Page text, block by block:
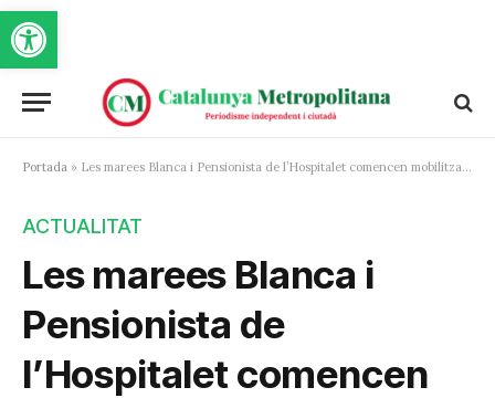
Obre la barra d'eines
Portada » Les marees Blanca i Pensionista de l’Hospitalet comencen mobilitzacions per recollir signatures per exigir el nou Hospital General
ACTUALITAT
Les marees Blanca i
Pensionista de
l’Hospitalet comencen